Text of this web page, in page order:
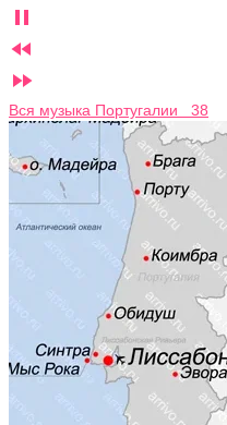



Вся музыка Португалии 38